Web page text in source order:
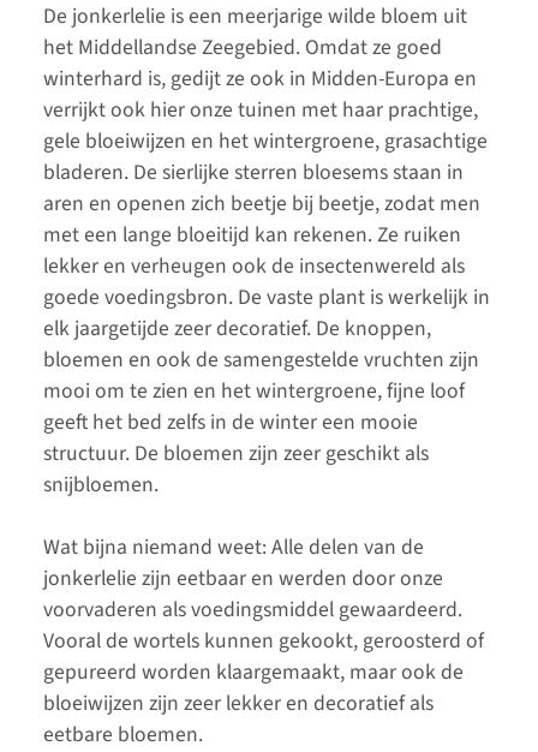
De jonkerlelie is een meerjarige wilde bloem uit
het Middellandse Zeegebied. Omdat ze goed
winterhard is, gedijt ze ook in Midden-Europa en
verrijkt ook hier onze tuinen met haar prachtige,
gele bloeiwijzen en het wintergroene, grasachtige
bladeren. De sierlijke sterren bloesems staan in
aren en openen zich beetje bij beetje, zodat men
met een lange bloeitijd kan rekenen. Ze ruiken
lekker en verheugen ook de insectenwereld als
goede voedingsbron. De vaste plant is werkelijk in
elk jaargetijde zeer decoratief. De knoppen,
bloemen en ook de samengestelde vruchten zijn
mooi om te zien en het wintergroene, fijne loof
geeft het bed zelfs in de winter een mooie
structuur. De bloemen zijn zeer geschikt als
snijbloemen.
Wat bijna niemand weet: Alle delen van de
jonkerlelie zijn eetbaar en werden door onze
voorvaderen als voedingsmiddel gewaardeerd.
Vooral de wortels kunnen gekookt, geroosterd of
gepureerd worden klaargemaakt, maar ook de
bloeiwijzen zijn zeer lekker en decoratief als
eetbare bloemen.